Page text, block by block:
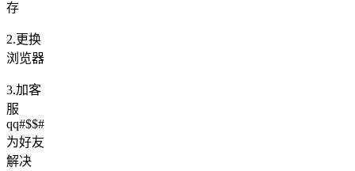
存
2.更换
浏览器
3.加客
服
qq#$$#
为好友
解决